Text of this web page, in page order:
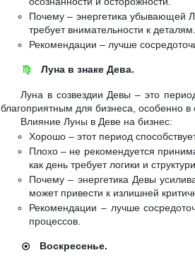
Почему – энергетика убывающей
требует внимательности к деталям.
Рекомендации – лучше
♍ Луна в знаке Дева.
Луна в созвездии Девы – это
благоприятным для бизнеса, особенно в
Влияние Луны в Деве на бизнес:
Хорошо – этот период
Плохо – не рекомендуется
как день требует логики и
Почему – энергетика Девы
может привести к излишней
Рекомендации – лучше
процессов.
☉ Воскресенье.